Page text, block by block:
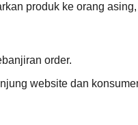
produk ke orang
order.
website dan